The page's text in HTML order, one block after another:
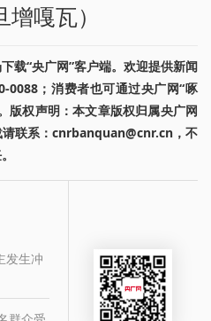
嘎瓦）
载“央广网”客户端。欢迎提供新闻
0088；消费者也可通过央广网“啄
版权声明：本文章版权归属央广网
请联系：cnrbanquan@cnr.cn，不
发生冲